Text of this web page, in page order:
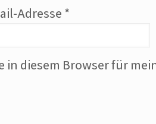
Adresse *
in diesem Browser für